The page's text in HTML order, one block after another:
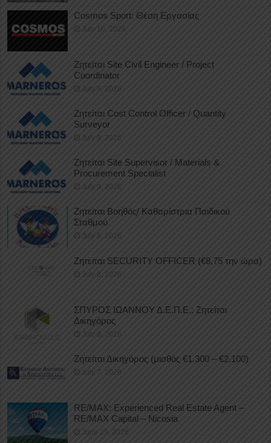
Cosmos Sport: Θέση Εργασίας
July 10, 2026
Ζητείται Site Civil Engineer / Project
Coordinator
July 9, 2026
Ζητείται Cost Control Officer / Quantity
Surveyor
July 9, 2026
Ζητείται Site Supervisor / Materials &
Procurement Specialist
July 9, 2026
Ζητείται Βοηθός/ Καθαρίστρια Παιδικού
Σταθμού
July 8, 2026
Ζητείται SECURITY OFFICER (€8,75 την ώρα)
July 8, 2026
ΣΠΥΡΟΣ ΙΩΑΝΝΟΥ Δ.Ε.Π.Ε.: Ζητείται
Δικηγόρος
July 8, 2026
Ζητείται Δικηγόρος (μισθός €1.300 – €2.100)
July 7, 2026
RE/MAX: Experienced Real Estate Agent –
RE/MAX Capital – Nicosia
June 29, 2026